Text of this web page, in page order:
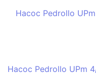
Насос Pedrollo UPm